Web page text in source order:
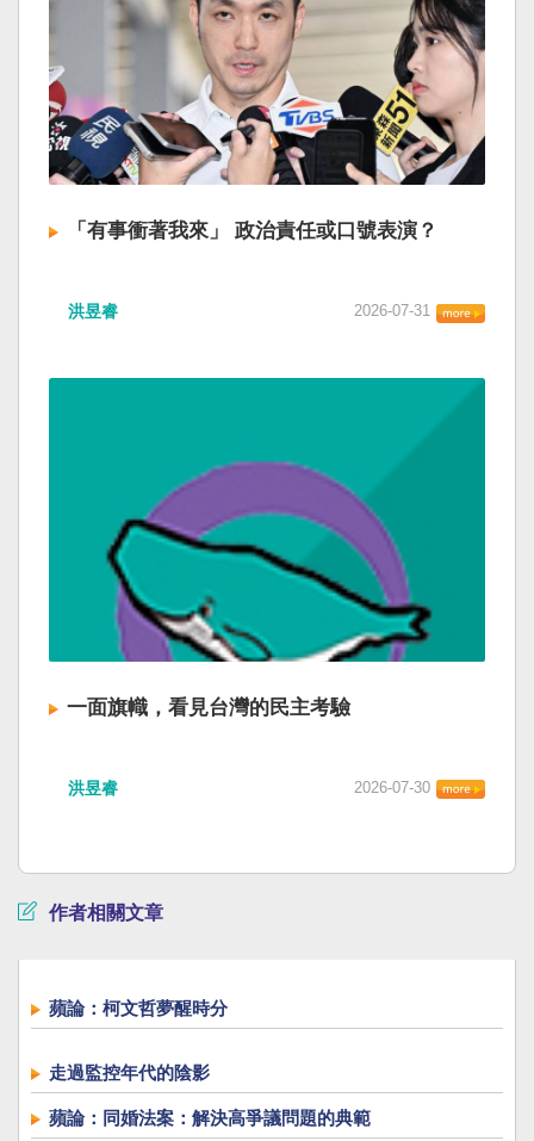
「有事衝著我來」 政治責任或口號表演？
洪昱睿 2026-07-31
一面旗幟，看見台灣的民主考驗
洪昱睿 2026-07-30
作者相關文章
蘋論：柯文哲夢醒時分
走過監控年代的陰影
蘋論：同婚法案：解決高爭議問題的典範